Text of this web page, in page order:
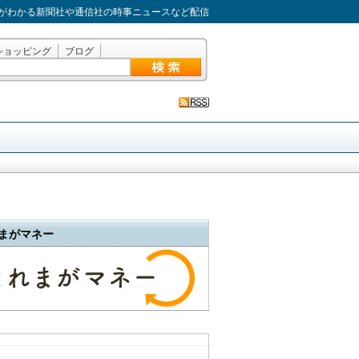
わかる新聞社や通信社の時事ニュースなど配信
ョッピング ブログ
がマネー